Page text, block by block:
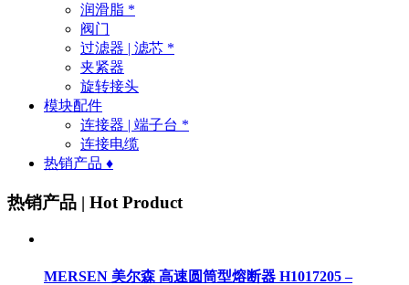
润滑脂 *
阀门
过滤器 | 滤芯 *
夹紧器
旋转接头
模块配件
连接器 | 端子台 *
连接电缆
热销产品 ♦
热销产品 | Hot Product
MERSEN 美尔森 高速圆筒型熔断器 H1017205 –